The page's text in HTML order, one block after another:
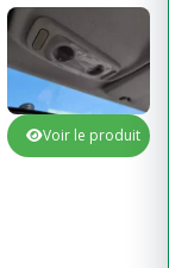
Voir le produit